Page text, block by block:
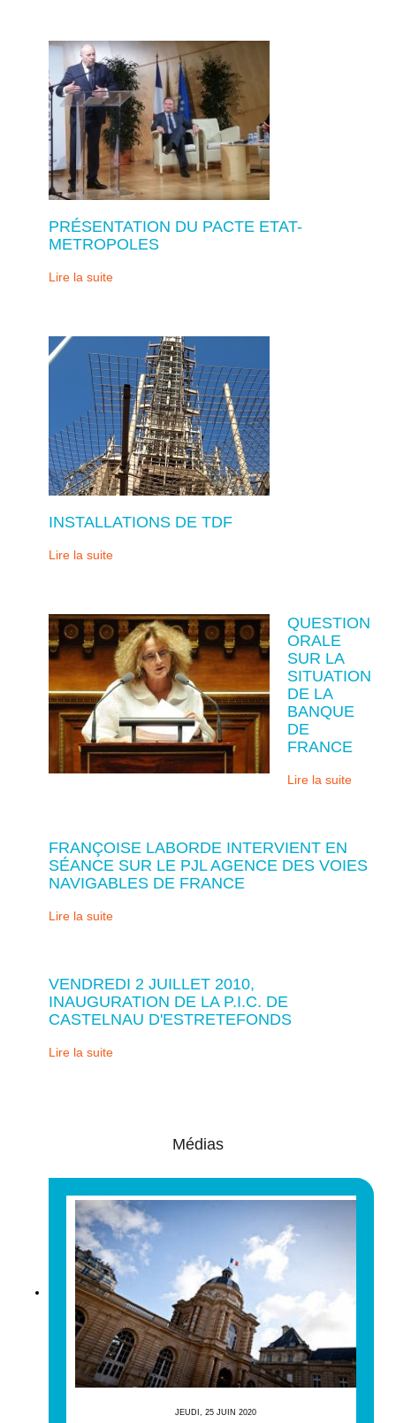
PRÉSENTATION DU PACTE ETAT-
METROPOLES
Lire la suite
INSTALLATIONS DE TDF
Lire la suite
QUESTION
ORALE
SUR LA
SITUATION
DE LA
BANQUE
DE
FRANCE
Lire la suite
FRANÇOISE LABORDE INTERVIENT EN
SÉANCE SUR LE PJL AGENCE DES VOIES
NAVIGABLES DE FRANCE
Lire la suite
VENDREDI 2 JUILLET 2010,
INAUGURATION DE LA P.I.C. DE
CASTELNAU D'ESTRETEFONDS
Lire la suite
Médias
JEUDI, 25 JUIN 2020